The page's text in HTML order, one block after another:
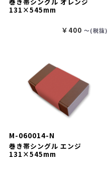
131×545mm
￥400 〜(税抜)
M-060014-N
巻き帯シングル エンジ
131×545mm